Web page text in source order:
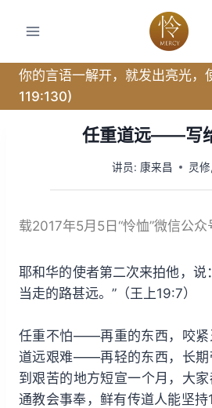
你的言语一解开，就发出亮光，
119:130)
任重道远——写
讲员: 康来昌 灵修,
载2017年5月5日“怜恤”微信公众
耶和华的使者第二次来拍他，说
当走的路甚远。”（王上19:7）
任重不怕——再重的东西，咬紧
道远艰难——再轻的东西，长期
到艰苦的地方短宣一个月，大
通教会事奉，鲜有传道人能坚